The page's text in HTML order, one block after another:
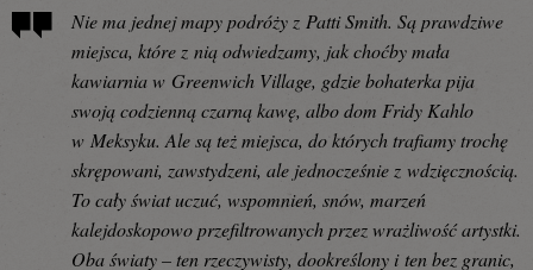
Nie ma jednej mapy podróży z Patti Smith. Są prawdziwe
miejsca, które z nią odwiedzamy, jak choćby mała
kawiarnia w Greenwich Village, gdzie bohaterka pija
swoją codzienną czarną kawę, albo dom Fridy Kahlo
w Meksyku. Ale są też miejsca, do których trafiamy trochę
skrępowani, zawstydzeni, ale jednocześnie z wdzięcznością.
To cały świat uczuć, wspomnień, snów, marzeń
kalejdoskopowo przefiltrowanych przez wrażliwość artystki.
Oba światy – ten rzeczywisty, dookreślony i ten bez granic,